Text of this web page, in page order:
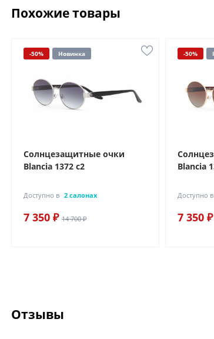
Похожие товары
-50% Новинка
Солнцезащитные очки
Blancia 1372 с2
Доступно в 2 салонах
7 350 ₽ 14 700 ₽
-50%
Blancia
Доступно в
7 350 ₽
Отзывы